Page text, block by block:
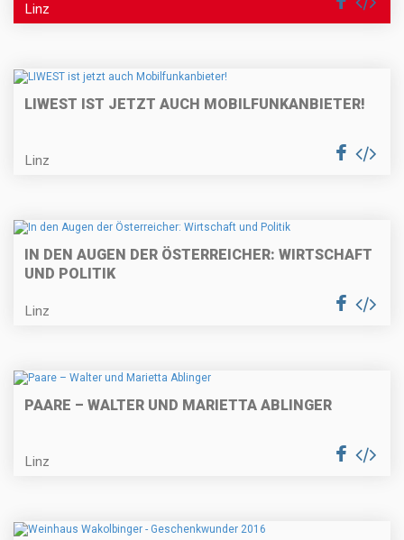
Linz
LIWEST IST JETZT AUCH MOBILFUNKANBIETER!
Linz
IN DEN AUGEN DER ÖSTERREICHER: WIRTSCHAFT
UND POLITIK
Linz
PAARE – WALTER UND MARIETTA ABLINGER
Linz